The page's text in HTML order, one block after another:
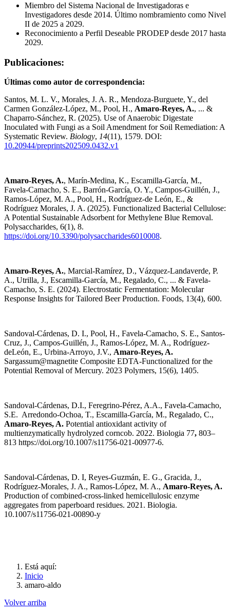
Miembro del Sistema Nacional de Investigadoras e
Investigadores desde 2014. Último nombramiento como Nivel
II de 2025 a 2029.
Reconocimiento a Perfil Deseable PRODEP desde 2017 hasta
2029.
Publicaciones:
Últimas como autor de correspondencia:
Santos, M. L. V., Morales, J. A. R., Mendoza-Burguete, Y., del
Carmen González-López, M., Pool, H., Amaro-Reyes, A., ... &
Chaparro-Sánchez, R. (2025). Use of Anaerobic Digestate
Inoculated with Fungi as a Soil Amendment for Soil Remediation: A
Systematic Review. Biology, 14(11), 1579. DOI:
10.20944/preprints202509.0432.v1
Amaro-Reyes, A., Marín-Medina, K., Escamilla-García, M.,
Favela-Camacho, S. E., Barrón-García, O. Y., Campos-Guillén, J.,
Ramos-López, M. A., Pool, H., Rodríguez-de León, E., &
Rodríguez Morales, J. A. (2025). Functionalized Bacterial Cellulose:
A Potential Sustainable Adsorbent for Methylene Blue Removal.
Polysaccharides, 6(1), 8.
https://doi.org/10.3390/polysaccharides6010008.
Amaro-Reyes, A., Marcial-Ramírez, D., Vázquez-Landaverde, P.
A., Utrilla, J., Escamilla-García, M., Regalado, C., ... & Favela-
Camacho, S. E. (2024). Electrostatic Fermentation: Molecular
Response Insights for Tailored Beer Production. Foods, 13(4), 600.
Sandoval-Cárdenas, D. I., Pool, H., Favela-Camacho, S. E., Santos-
Cruz, J., Campos-Guillén, J., Ramos-López, M. A., Rodríguez-
deLeón, E., Urbina-Arroyo, J.V., Amaro-Reyes, A.
Sargassum@magnetite Composite EDTA-Functionalized for the
Potential Removal of Mercury. 2023 Polymers, 15(6), 1405.
Sandoval-Cárdenas, D.I., Feregrino-Pérez, A.A., Favela-Camacho,
S.E. Arredondo-Ochoa, T., Escamilla-García, M., Regalado, C.,
Amaro-Reyes, A. Potential antioxidant activity of
multienzymatically hydrolyzed corncob. 2022. Biologia 77, 803–
813 https://doi.org/10.1007/s11756-021-00977-6.
Sandoval-Cárdenas, D. I, Reyes-Guzmán, E. G., Gracida, J.,
Rodríguez-Morales, J. A., Ramos-López, M. A., Amaro-Reyes, A.
Production of combined-cross-linked hemicellulosic enzyme
aggregates from paperboard residues. 2021. Biologia.
10.1007/s11756-021-00890-y
Está aquí:
Inicio
amaro-aldo
Volver arriba